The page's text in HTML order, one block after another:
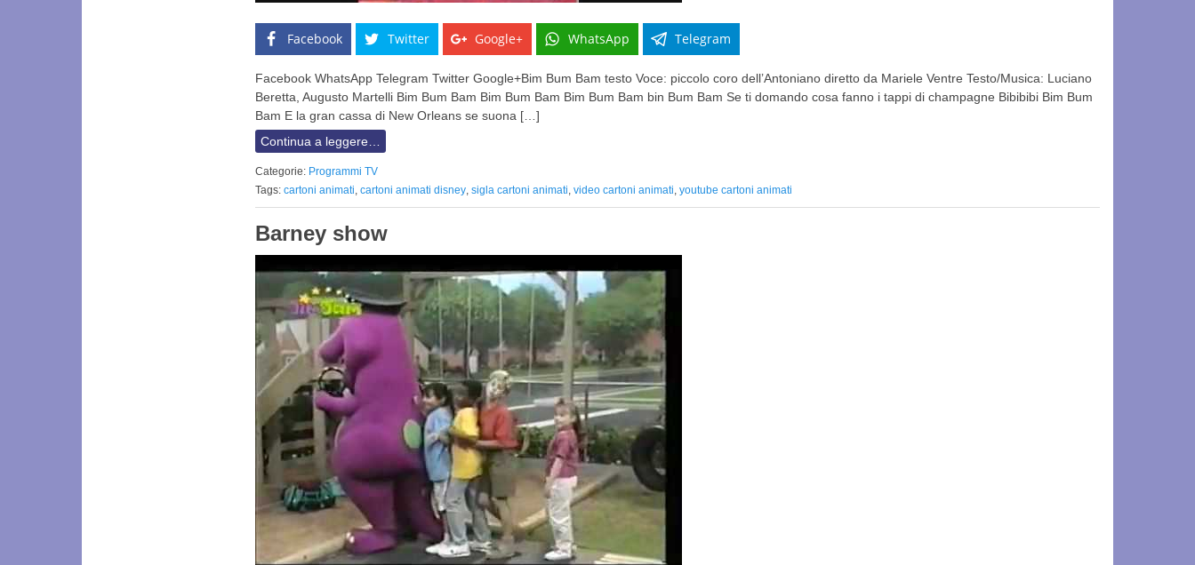
Facebook Twitter Google+ WhatsApp Telegram
Facebook WhatsApp Telegram Twitter Google+Bim Bum Bam testo Voce: piccolo coro dell’Antoniano diretto da Mariele Ventre Testo/Musica: Luciano
Beretta, Augusto Martelli Bim Bum Bam Bim Bum Bam Bim Bum Bam bin Bum Bam Se ti domando cosa fanno i tappi di champagne Bibibibi Bim Bum
Bam E la gran cassa di New Orleans se suona […]
Continua a leggere…
Categorie: Programmi TV
Tags: cartoni animati cartoni animati disney sigla cartoni animati video cartoni animati youtube cartoni animati
Barney show